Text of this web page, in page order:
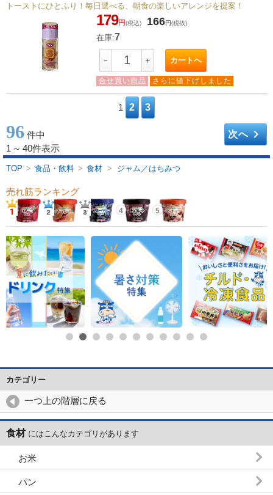
トーストにひとふり！毎日選べる、朝食の楽しいアレンジを提案！
179円(税込) 166円(税抜)
在庫:7
－ ＋ カートへ
合せ買い商品 さらに値下げしました
1 2 3
96 件中
1 ～ 40件表示
次へkeyboard_arrow_right
TOP > 食品・飲料 > 食材 > ジャム／はちみつ
売れ筋ランキング
4 5
カテゴリー
一つ上の階層に戻る
食材にはこんなカテゴリがあります
お米
パン